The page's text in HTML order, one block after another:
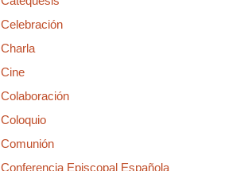
Celebración
Charla
Cine
Colaboración
Coloquio
Comunión
Conferencia Episcopal Española